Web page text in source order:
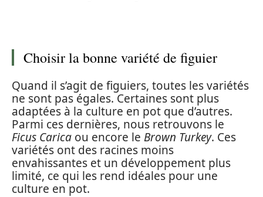
Choisir la bonne variété de figuier
Quand il s’agit de figuiers, toutes les variétés
ne sont pas égales. Certaines sont plus
adaptées à la culture en pot que d’autres.
Parmi ces dernières, nous retrouvons le
Ficus Carica ou encore le Brown Turkey. Ces
variétés ont des racines moins
envahissantes et un développement plus
limité, ce qui les rend idéales pour une
culture en pot.